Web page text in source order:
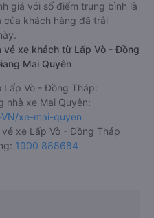
giá với số điểm trung bình là
khách hàng đã trải
vé xe khách từ Lấp Vò - Đồng
Mai Quyên
Lấp Vò - Đồng Tháp:
nhà xe Mai Quyên:
xe-mai-quyen
xe Lấp Vò - Đồng Tháp
1900 888684